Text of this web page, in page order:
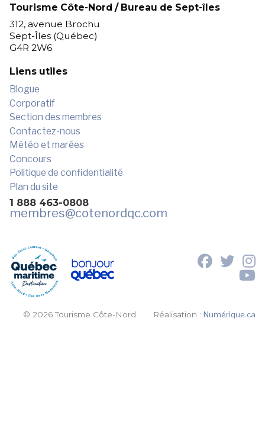
Tourisme Côte-Nord / Bureau de Sept-îles
312, avenue Brochu
Sept-Îles (Québec)
G4R 2W6
Liens utiles
Blogue
Corporatif
Section des membres
Contactez-nous
Météo et marées
Concours
Politique de confidentialité
Plan du site
1 888 463-0808
membres@cotenordqc.com
© 2026 Tourisme Côte-Nord. Réalisation :Numérique.ca